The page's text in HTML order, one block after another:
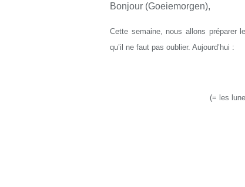
Bonjour (Goeiemorgen),
Cette semaine, nous allons préparer
qu’il ne faut pas oublier. Aujourd’hui :
(= l es